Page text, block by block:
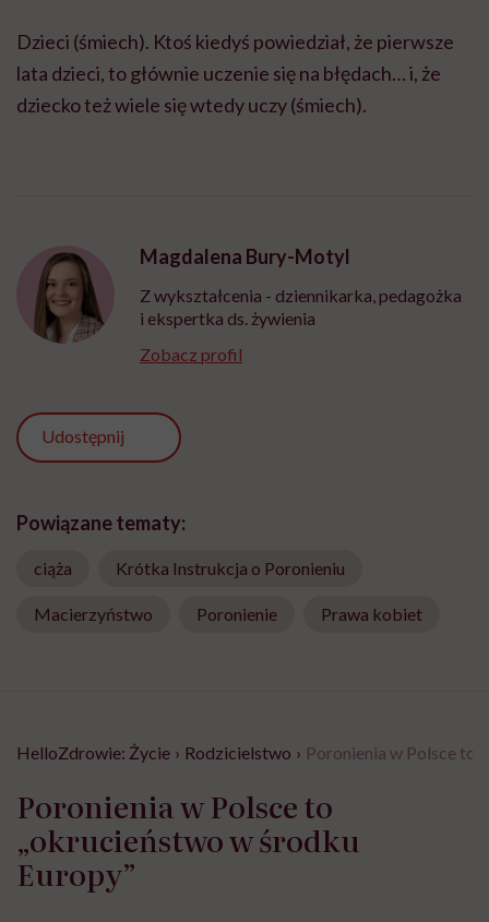
Dzieci (śmiech). Ktoś kiedyś powiedział, że pierwsze
lata dzieci, to głównie uczenie się na błędach… i, że
dziecko też wiele się wtedy uczy (śmiech).
Magdalena Bury-Motyl
Z wykształcenia - dziennikarka, pedagożka
i ekspertka ds. żywienia
Zobacz profil
Udostępnij
Powiązane tematy:
ciąża Krótka Instrukcja o Poronieniu
Macierzyństwo Poronienie Prawa kobiet
HelloZdrowie: Życie › Rodzicielstwo › Poronienia w Polsce to
Poronienia w Polsce to
„okrucieństwo w środku
Europy”